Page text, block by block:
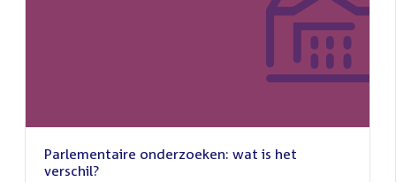
Parlementaire onderzoeken: wat is het
verschil?